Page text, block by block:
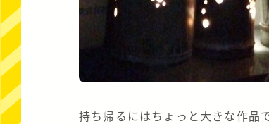
持ち帰るにはちょっと大きな作品